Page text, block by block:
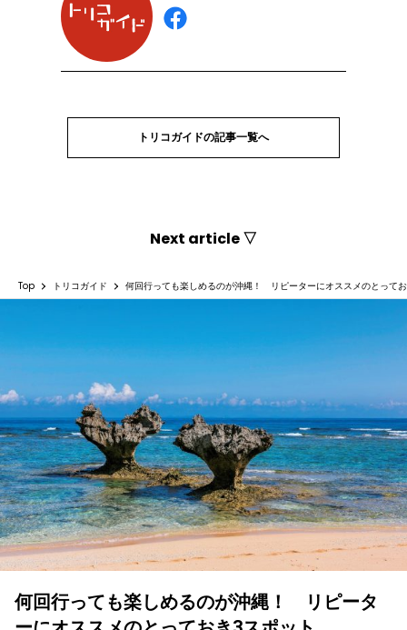
トリコガイドの記事一覧へ
Next article ▽
Top トリコガイド 何回行っても楽しめるのが沖縄！ リピーターにオススメのとって
何回行っても楽しめるのが沖縄！ リピータ